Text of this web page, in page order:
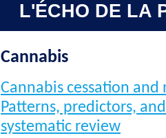
L'ÉCHO DE LA
Cannabis
Cannabis cessation
Patterns, predictors,
systematic review